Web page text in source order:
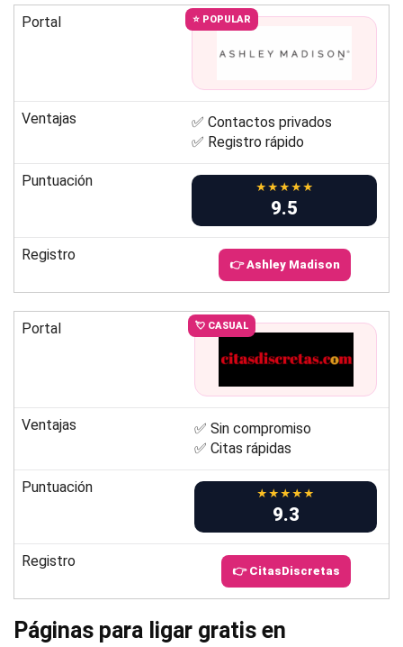
Portal ⭐ POPULAR
Ventajas
✅ Contactos privados
✅ Registro rápido
Puntuación ★★★★★
9.5
Registro
👉 Ashley Madison
Portal 💘 CASUAL
Ventajas
✅ Sin compromiso
✅ Citas rápidas
Puntuación ★★★★★
9.3
Registro
👉 CitasDiscretas
Páginas para ligar gratis en